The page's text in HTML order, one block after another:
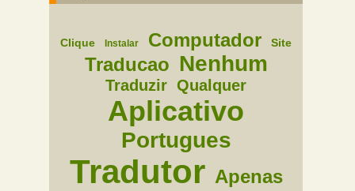
Clique Instalar Computador Site
Traducao Nenhum
Traduzir Qualquer
Aplicativo
Portugues
Tradutor Apenas